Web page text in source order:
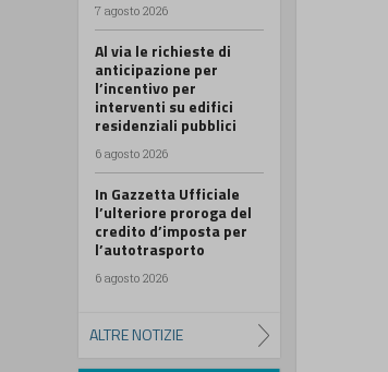
7 agosto 2026
Al via le richieste di
anticipazione per
l’incentivo per
interventi su edifici
residenziali pubblici
6 agosto 2026
In Gazzetta Ufficiale
l’ulteriore proroga del
credito d’imposta per
l’autotrasporto
6 agosto 2026
ALTRE NOTIZIE